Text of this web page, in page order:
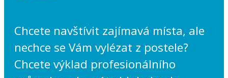
Chcete navštívit zajímavá místa, ale
nechce se Vám vylézat z postele?
Chcete výklad profesionálního